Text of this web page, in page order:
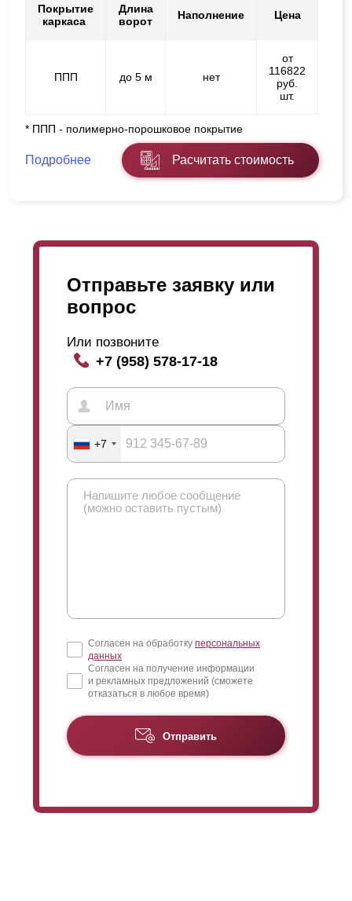
Покрытие
каркаса
Длина
ворот
Наполнение Цена
ППП до 5 м нет
от
116822
руб.
шт.
* ППП - полимерно-порошковое покрытие
Подробнее Расчитать стоимость
Отправьте заявку или
вопрос
Или позвоните
+7 (958) 578-17-18
+7
Согласен на обработку персональных
данных
Согласен на получение информации
и рекламных предложений (сможете
отказаться в любое время)
Отправить